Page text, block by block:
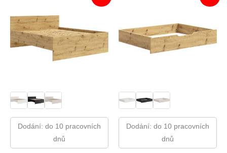
Dodání: do 10 pracovních
dnů
Dodání: do 10 pracovních
dnů